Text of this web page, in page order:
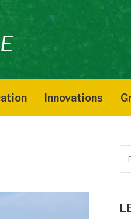
Innovations